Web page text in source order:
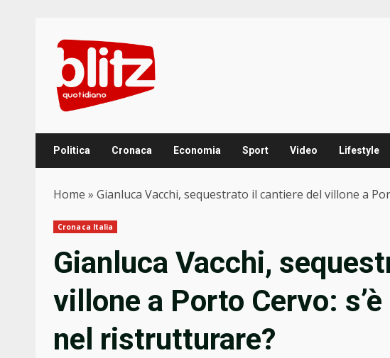
content
Politica Cronaca Economia Sport Video Lifestyle
Home » Gianluca Vacchi, sequestrato il cantiere del villone a
Cronaca Italia
Gianluca Vacchi,
villone a Porto Cervo:
nel ristrutturare?